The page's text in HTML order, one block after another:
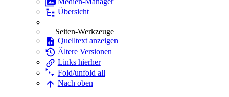
Übersicht
Seiten-Werkzeuge
Quelltext anzeigen
Ältere Versionen
Links hierher
Fold/unfold all
Nach oben